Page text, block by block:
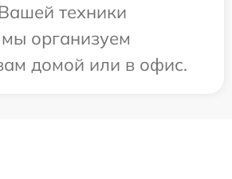
техники
организуем
домой или в офис.